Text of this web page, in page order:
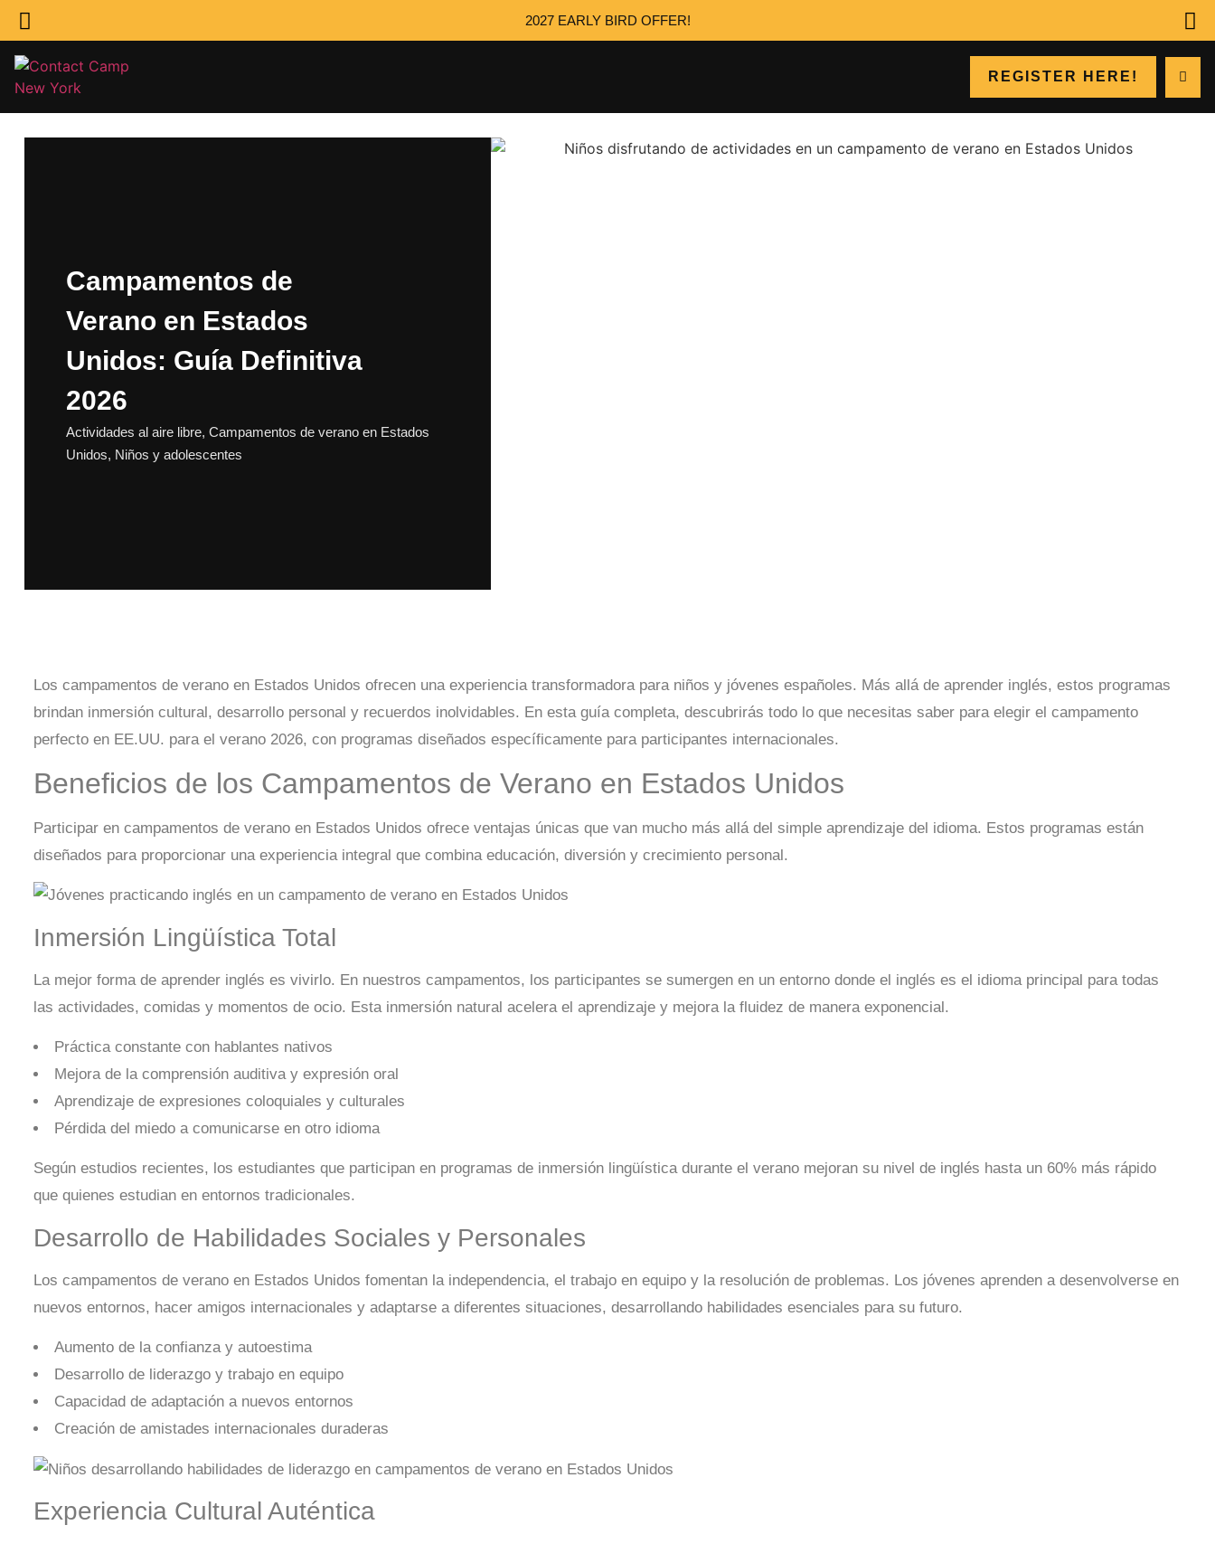
2027 EARLY BIRD OFFER!
REGISTER HERE!
Campamentos de
Verano en Estados
Unidos: Guía Definitiva
2026
Actividades al aire libre,Campamentos de verano en Estados
Unidos, Niños y adolescentes
Los campamentos de verano en Estados Unidos ofrecen una experiencia transformadora para niños y jóvenes españoles. Más allá de aprender inglés, estos programas
brindan inmersión cultural, desarrollo personal y recuerdos inolvidables. En esta guía completa, descubrirás todo lo que necesitas saber para elegir el campamento
perfecto en EE.UU. para el verano 2026, con programas diseñados específicamente para participantes internacionales.
Beneficios de los Campamentos de Verano en Estados Unidos
Participar en campamentos de verano en Estados Unidos ofrece ventajas únicas que van mucho más allá del simple aprendizaje del idioma. Estos programas están
diseñados para proporcionar una experiencia integral que combina educación, diversión y crecimiento personal.
Inmersión Lingüística Total
La mejor forma de aprender inglés es vivirlo. En nuestros campamentos, los participantes se sumergen en un entorno donde el inglés es el idioma principal para todas
las actividades, comidas y momentos de ocio. Esta inmersión natural acelera el aprendizaje y mejora la fluidez de manera exponencial.
Práctica constante con hablantes nativos
Mejora de la comprensión auditiva y expresión oral
Aprendizaje de expresiones coloquiales y culturales
Pérdida del miedo a comunicarse en otro idioma
Según estudios recientes, los estudiantes que participan en programas de inmersión lingüística durante el verano mejoran su nivel de inglés hasta un 60% más rápido
que quienes estudian en entornos tradicionales.
Desarrollo de Habilidades Sociales y Personales
Los campamentos de verano en Estados Unidos fomentan la independencia, el trabajo en equipo y la resolución de problemas. Los jóvenes aprenden a desenvolverse en
nuevos entornos, hacer amigos internacionales y adaptarse a diferentes situaciones, desarrollando habilidades esenciales para su futuro.
Aumento de la confianza y autoestima
Desarrollo de liderazgo y trabajo en equipo
Capacidad de adaptación a nuevos entornos
Creación de amistades internacionales duraderas
Experiencia Cultural Auténtica